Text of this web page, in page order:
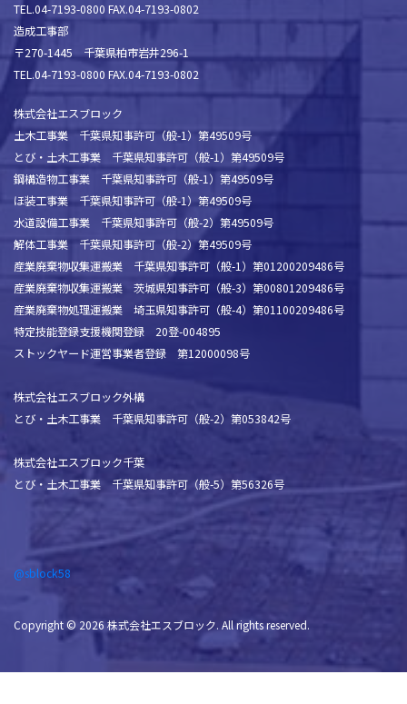
TEL.04-7193-0800 FAX.04-7193-0802
造成工事部
〒270-1445 千葉県柏市岩井296-1
TEL.04-7193-0800 FAX.04-7193-0802
株式会社エスブロック
土木工事業 千葉県知事許可（般-1）第49509号
とび・土木工事業 千葉県知事許可（般-1）第49509号
鋼構造物工事業 千葉県知事許可（般-1）第49509号
ほ装工事業 千葉県知事許可（般-1）第49509号
水道設備工事業 千葉県知事許可（般-2）第49509号
解体工事業 千葉県知事許可（般-2）第49509号
産業廃棄物収集運搬業 千葉県知事許可（般-1）第01200209486号
産業廃棄物収集運搬業 茨城県知事許可（般-3）第00801209486号
産業廃棄物処理運搬業 埼玉県知事許可（般-4）第01100209486号
特定技能登録支援機関登録 20登-004895
ストックヤード運営事業者登録 第12000098号
株式会社エスブロック外構
とび・土木工事業 千葉県知事許可（般-2）第053842号
株式会社エスブロック千葉
とび・土木工事業 千葉県知事許可（般-5）第56326号
@sblock58
Copyright © 2026 株式会社エスブロック. All rights reserved.